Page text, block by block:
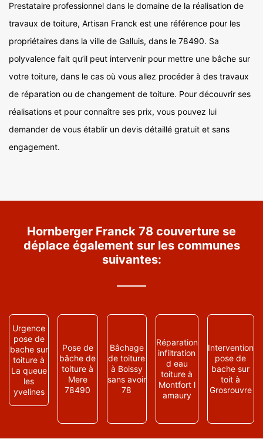
Prestataire professionnel dans le domaine de la réalisation de
travaux de toiture, Artisan Franck est une référence pour les
propriétaires dans la ville de Galluis, dans le 78490. Sa
polyvalence fait qu’il peut intervenir pour mettre une bâche sur
votre toiture, dans le cas où vous allez procéder à des travaux
de réparation ou de changement de toiture. Pour découvrir ses
réalisations et pour connaître ses prix, vous pouvez lui
demander de vous établir un devis détaillé gratuit et sans
engagement.
Hornberger Franck 78 couverture se
déplace également sur les communes
suivantes:
Urgence
pose de
bache sur
toiture à
La queue
les
yvelines
Pose de
bâche de
toiture à
Mere
78490
Bâchage
de toiture
à Boissy
sans avoir
78
Réparation
infiltration
d eau
toiture à
Montfort l
amaury
Intervention
pose de
bache sur
toit à
Grosrouvre